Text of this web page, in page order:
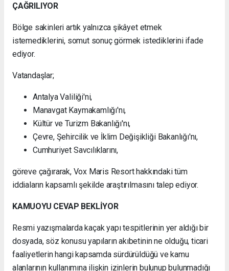
ÇAĞRILIYOR
Bölge sakinleri artık yalnızca şikâyet etmek
istemediklerini, somut sonuç görmek istediklerini ifade
ediyor.
Vatandaşlar;
Antalya Valiliği'ni,
Manavgat Kaymakamlığı'nı,
Kültür ve Turizm Bakanlığı'nı,
Çevre, Şehircilik ve İklim Değişikliği Bakanlığı'nı,
Cumhuriyet Savcılıklarını,
göreve çağırarak, Vox Maris Resort hakkındaki tüm
iddiaların kapsamlı şekilde araştırılmasını talep ediyor.
KAMUOYU CEVAP BEKLİYOR
Resmi yazışmalarda kaçak yapı tespitlerinin yer aldığı bir
dosyada, söz konusu yapıların akıbetinin ne olduğu, ticari
faaliyetlerin hangi kapsamda sürdürüldüğü ve kamu
alanlarının kullanımına ilişkin izinlerin bulunup bulunmadığı